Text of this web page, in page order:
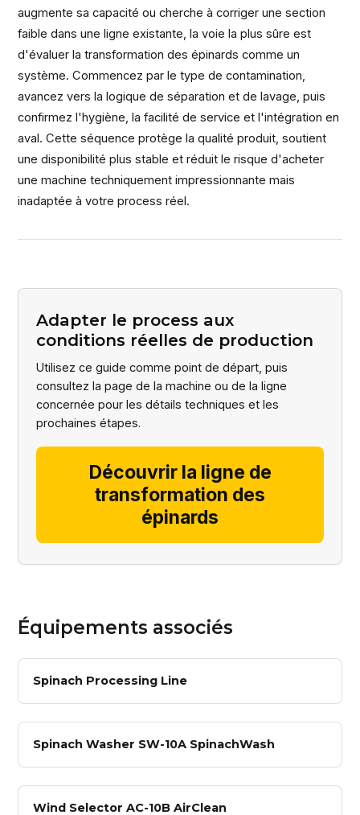
augmente sa capacité ou cherche à corriger une section
faible dans une ligne existante, la voie la plus sûre est
d'évaluer la transformation des épinards comme un
système. Commencez par le type de contamination,
avancez vers la logique de séparation et de lavage, puis
confirmez l'hygiène, la facilité de service et l'intégration en
aval. Cette séquence protège la qualité produit, soutient
une disponibilité plus stable et réduit le risque d'acheter
une machine techniquement impressionnante mais
inadaptée à votre process réel.
Adapter le process aux
conditions réelles de production
Utilisez ce guide comme point de départ, puis
consultez la page de la machine ou de la ligne
concernée pour les détails techniques et les
prochaines étapes.
Découvrir la ligne de
transformation des
épinards
Équipements associés
Spinach Processing Line
Spinach Washer SW-10A SpinachWash
Wind Selector AC-10B AirClean